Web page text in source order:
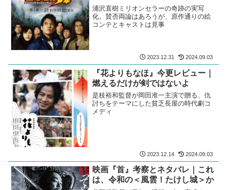
浦沢直樹ミリオンセラーの奇跡の実写
化。賛否両論はあろうが、原作通りの絵
コンテとキャストは見事
2023.12.31 2024.09.03
『花よりもなほ』今更レビュー｜
燃えるだけが剣ではないよ
是枝裕和監督が岡田准一主演で贈る、仇
討ちをテーマにした貧乏長屋の時代劇コ
メディ
2023.12.14 2024.09.03
映画『首』考察とネタバレ｜これ
は、令和の＜風雲！たけし城＞か